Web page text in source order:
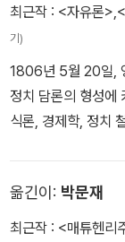
최근작 : <자유론>
기)
1806년 5월 20일,
정치 담론의 형성에
식론, 경제학, 정치
미 벤담과 함께 ‘철
되고, 언론의 자유가
옮긴이: 박문재
최근작 : <매튜헨리